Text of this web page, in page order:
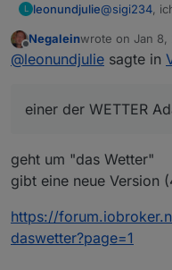
L leonundjulie@sigi234 ,
funktioniert,
Oberkante
Offline
Negaleinwrote on Jan 8,
last edited by
@leonundjulie sagte in
einer der WETTER
geht um "das Wetter"
gibt eine neue Version
https://
daswetter?page=1